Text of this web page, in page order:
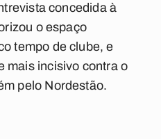
concedida à
o espaço
tempo de clube, e
mais incisivo contra o
pelo Nordestão.